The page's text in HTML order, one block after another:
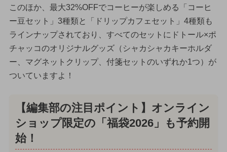
このほか、最大32%OFFでコーヒーが楽しめる「コーヒ
ー豆セット」3種類と「ドリップカフェセット」4種類も
ラインナップされており、すべてのセットにドトール×ポ
チャッコのオリジナルグッズ（シャカシャカキーホルダ
ー、マグネットクリップ、付箋セットのいずれか1つ）が
ついていますよ！
【編集部の注目ポイント】オンライン
ショップ限定の「福袋2026」も予約開
始！